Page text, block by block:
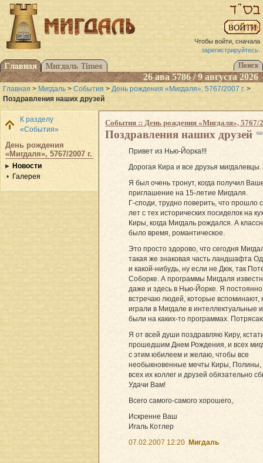
Чтобы войти, сначала
зарегистрируйтесь.
26 ава 5786 / 9 августа 2026
Главная > Мигдаль > События > День рождения «Мигдаля», 5767/2007 г. >
Поздравления наших друзей
К разделу
«События»
День рождения
«Мигдаля», 5767/2007 г.
Новости
Галерея
События :: День рождения «Мигдаля», 5767/
Поздравления наших друзей
Привет из Нью-Йорка!!!
Дорогая Кира и все друзья мигдалевцы.
Я был очень тронут, когда получил
приглашение на 15-летие Мигдаля.
Г-споди, трудно поверить, что прошло
лет с тех исторических посиделок на
Киры, когда Мигдаль рождался. А
было время, романтическое.
Это просто здорово, что сегодня
такая же знаковая часть ландшафта
и какой-нибудь, ну если не Дюк, так
Соборке. А программы Мигдаля
даже и здесь в Нью-Йорке. Я постоянно
встречаю людей, которые вспоминают,
играли в Мигдале в интеллектуальные
были на каких-то программах.
Я от всей души поздравляю Киру,
прошедшим Днем Рождения, и всех
с этим юбилеем и желаю, чтобы все
необыкновенные мечты Киры, Полины,
всех их коллег и друзей обязательно
Удачи Вам!
Всего самого-самого хорошего,
Искренне Ваш
Игаль Котлер
07.02.2007 12:20 Мигдаль